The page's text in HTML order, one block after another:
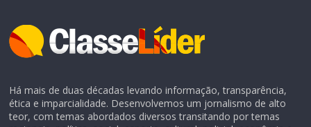
Há mais de duas décadas levando informação, transparência,
ética e imparcialidade. Desenvolvemos um jornalismo de alto
teor, com temas abordados diversos transitando por temas